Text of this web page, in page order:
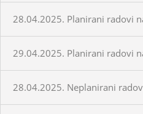
28.04.2025. Planirani radovi
29.04.2025. Planirani radovi
28.04.2025. Neplanirani